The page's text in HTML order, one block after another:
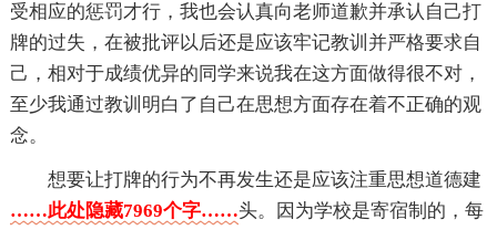
受相应的惩罚才行，我也会认真向老师道歉并承认自己打
牌的过失，在被批评以后还是应该牢记教训并严格要求自
己，相对于成绩优异的同学来说我在这方面做得很不对，
至少我通过教训明白了自己在思想方面存在着不正确的观
念。
想要让打牌的行为不再发生还是应该注重思想道德建
……此处隐藏7969个字……头。因为学校是寄宿制的，每